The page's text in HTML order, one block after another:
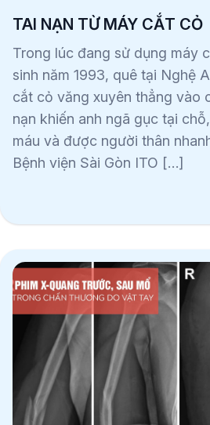
TAI NẠN TỪ MÁY CẮT CỎ
Trong lúc đang sử dụng máy
sinh năm 1993, quê tại Nghệ
cắt cỏ văng xuyên thẳng vào
nạn khiến anh ngã gục tại
máu và được người thân
Bệnh viện Sài Gòn ITO […]